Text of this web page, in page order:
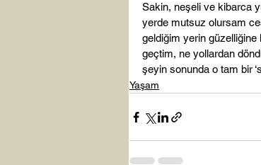
Sakin, neşeli ve kibarca
yerde mutsuz olursam
geldiğim yerin güzelliğine
geçtim, ne yollardan
şeyin sonunda o tam bir
Yaşam